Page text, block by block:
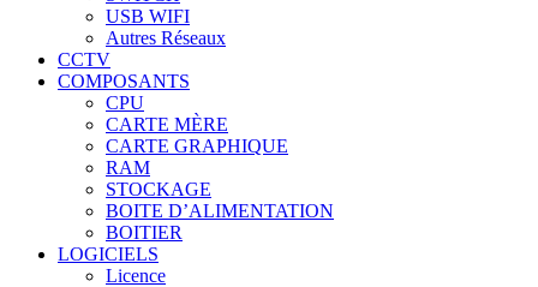
USB WIFI
Autres Réseaux
CCTV
COMPOSANTS
CPU
CARTE MÈRE
CARTE GRAPHIQUE
RAM
STOCKAGE
BOITE D’ALIMENTATION
BOITIER
LOGICIELS
Licence